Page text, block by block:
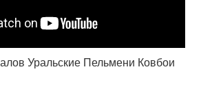
Уральские Пельмени Ковбои